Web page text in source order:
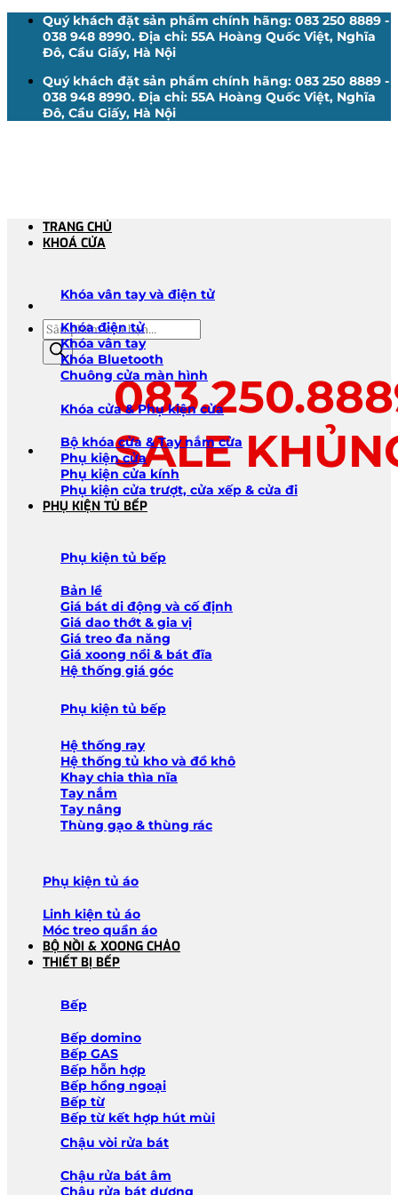
Quý khách đặt sản phẩm chính hãng: 083 250 8889 -
038 948 8990. Địa chỉ: 55A Hoàng Quốc Việt, Nghĩa
Đô, Cầu Giấy, Hà Nội
Quý khách đặt sản phẩm chính hãng: 083 250 8889 -
038 948 8990. Địa chỉ: 55A Hoàng Quốc Việt, Nghĩa
Đô, Cầu Giấy, Hà Nội
Tìm
kiếm
sản
phẩm
SALE
TRANG CHỦ
KHOÁ CỬA
Khóa vân tay và điện tử
Khóa điện tử
Khóa vân tay
Khóa Bluetooth
Chuông cửa màn hình
Khóa cửa & Phụ kiện cửa
Bộ khóa cửa & Tay nắm cửa
Phụ kiện cửa
Phụ kiện cửa kính
Phụ kiện cửa trượt, cửa xếp & cửa đi
PHỤ KIỆN TỦ BẾP
Phụ kiện tủ bếp
Bản lề
Giá bát di động và cố định
Giá dao thớt & gia vị
Giá treo đa năng
Giá xoong nồi & bát đĩa
Hệ thống giá góc
Phụ kiện tủ bếp
Hệ thống ray
Hệ thống tủ kho và đồ khô
Khay chia thìa nĩa
Tay nắm
Tay nâng
Thùng gạo & thùng rác
Phụ kiện tủ áo
Linh kiện tủ áo
Móc treo quần áo
BỘ NỒI & XOONG CHẢO
THIẾT BỊ BẾP
Bếp
Bếp domino
Bếp GAS
Bếp hỗn hợp
Bếp hồng ngoại
Bếp từ
Bếp từ kết hợp hút mùi
Chậu vòi rửa bát
Chậu rửa bát âm
Chậu rửa bát dương